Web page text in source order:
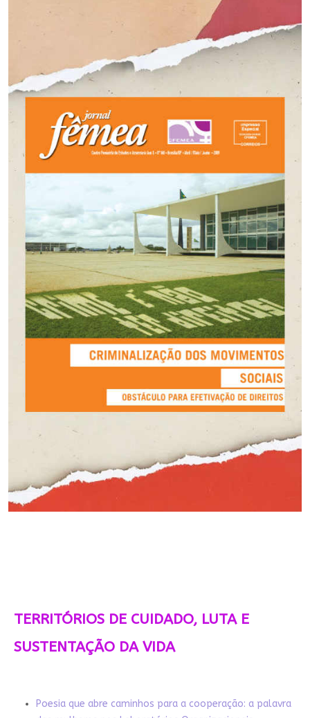
TERRITÓRIOS DE CUIDADO, LUTA E
SUSTENTAÇÃO DA VIDA
Poesia que abre caminhos para a cooperação: a palavra